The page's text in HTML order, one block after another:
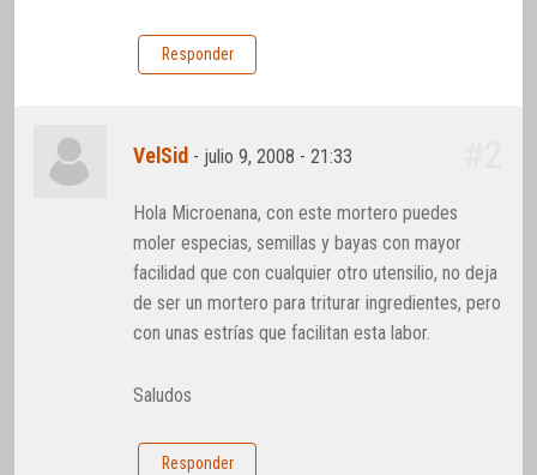
Responder
VelSid - julio 9, 2008 - 21:33
Hola Microenana, con este mortero puedes
moler especias, semillas y bayas con mayor
facilidad que con cualquier otro utensilio, no deja
de ser un mortero para triturar ingredientes, pero
con unas estrías que facilitan esta labor.
Saludos
Responder